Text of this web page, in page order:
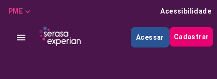
PME Acessibilidade
Acessar Cadastrar